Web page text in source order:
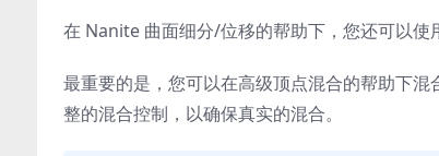
在 Nanite 曲面细分/位移的帮助下，您还可以使
最重要的是，您可以在高级顶点混合的帮助下
整的混合控制，以确保真实的混合。